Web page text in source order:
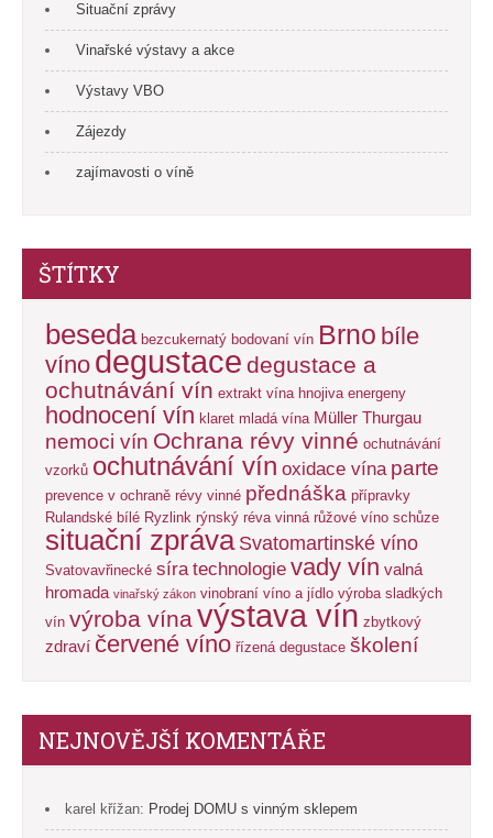
Situační zprávy
Vinařské výstavy a akce
Výstavy VBO
Zájezdy
zajímavosti o víně
ŠTÍTKY
beseda bezcukernatý bodovaní vín Brno bíle
víno degustace degustace a
ochutnávání vín extrakt vína hnojiva energeny
hodnocení vín klaret mladá vína Müller Thurgau
nemoci vín Ochrana révy vinné ochutnávání
vzorků ochutnávání vín oxidace vína parte
prevence v ochraně révy vinné přednáška přípravky
Rulandské bílé Ryzlink rýnský réva vinná růžové víno schůze
situační zpráva Svatomartinské víno
Svatovavřinecké síra technologie vady vín valná
hromada vinařský zákon vinobraní víno a jídlo výroba sladkých
vín výroba vínavýstava vín zbytkový
zdraví červené víno řízená degustace školení
NEJNOVĚJŠÍ KOMENTÁŘE
karel křížan: Prodej DOMU s vinným sklepem